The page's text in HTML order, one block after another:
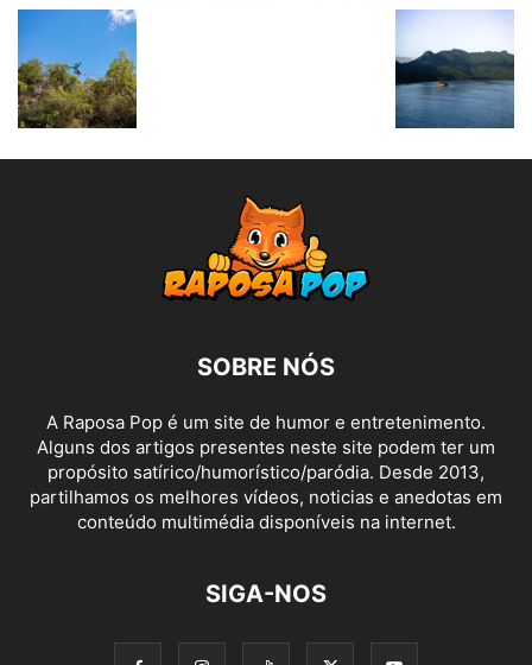
SOBRE NÓS
A Raposa Pop é um site de humor e entretenimento.
Alguns dos artigos presentes neste site podem ter um
propósito satírico/humorístico/paródia. Desde 2013,
partilhamos os melhores vídeos, noticias e anedotas em
conteúdo multimédia disponíveis na internet.
SIGA-NOS